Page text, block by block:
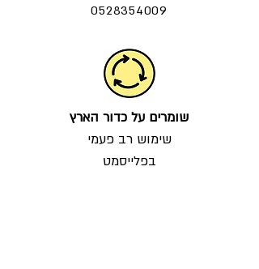
0528354009
שומרים על כדור הארץ
שימוש רב פעמי
בפלייסמט